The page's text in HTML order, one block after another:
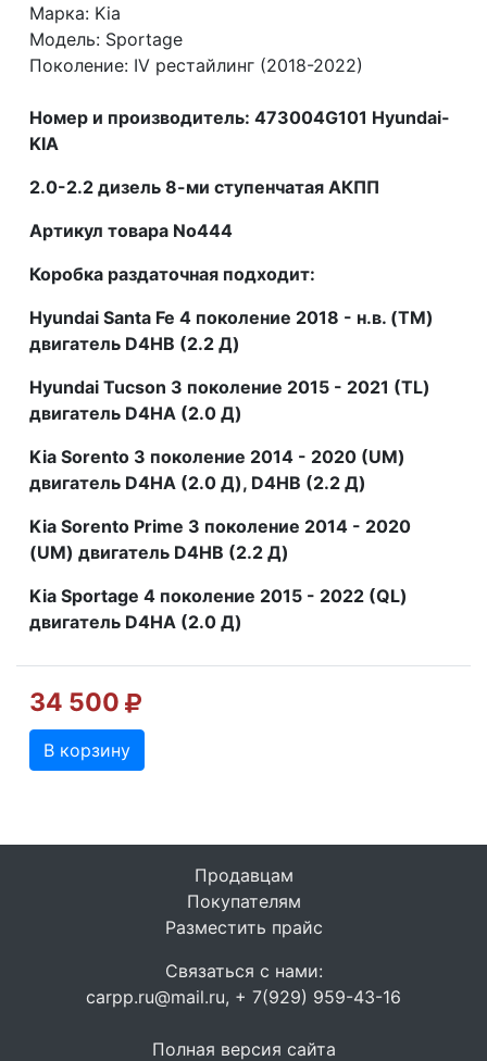
Марка: Kia
Модель: Sportage
Поколение: IV рестайлинг (2018-2022)
Номер и производитель: 473004G101 Hyundai-
KIA
2.0-2.2 дизель 8-ми ступенчатая АКПП
Артикул товара No444
Коробка раздаточная подходит:
Hyundai Santa Fe 4 поколение 2018 - н.в. (TM)
двигатель D4HB (2.2 Д)
Hyundai Tucson 3 поколение 2015 - 2021 (TL)
двигатель D4HA (2.0 Д)
Kia Sorento 3 поколение 2014 - 2020 (UM)
двигатель D4HA (2.0 Д), D4HB (2.2 Д)
Kia Sorento Prime 3 поколение 2014 - 2020
(UM) двигатель D4HB (2.2 Д)
Kia Sportage 4 поколение 2015 - 2022 (QL)
двигатель D4HA (2.0 Д)
34 500
В корзину
Продавцам
Покупателям
Разместить прайс
Связаться с нами:
carpp.ru@mail.ru, + 7(929) 959-43-16
Полная версия сайта